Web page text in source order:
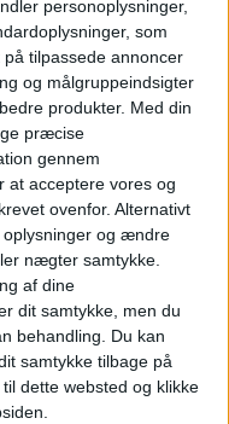
personoplysninger,
som
tilpassede annoncer
og målgruppeindsigter
produkter. Med din
præcise
gennem
at acceptere vores og
ovenfor. Alternativt
oplysninger og ændre
nægter samtykke.
af dine
dit samtykke, men du
behandling.
Du kan
samtykke tilbage på
dette websted og klikke
PREMIUM
MAX
men